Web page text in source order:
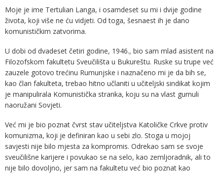
Moje je ime Tertulian Langa, i osamdeset su mi i dvije godine
života, koji više ne ću vidjeti. Od toga, šesnaest ih je dano
komunističkim zatvorima.
U dobi od dvadeset četiri godine, 1946., bio sam mlad asistent na
Filozofskom fakultetu Sveučilišta u Bukureštu. Ruske su trupe već
zauzele gotovo trećinu Rumunjske i naznačeno mi je da bih se,
kao član fakulteta, trebao hitno učlaniti u učiteljski sindikat kojim
je manipulirala Komunistička stranka, koju su na vlast gurnuli
naoružani Sovjeti.
Već mi je bio poznat čvrst stav učiteljstva Katoličke Crkve protiv
komunizma, koji je definiran kao u sebi zlo. Stoga u mojoj
savjesti nije bilo mjesta za kompromis. Odrekao sam se svoje
sveučilišne karijere i povukao se na selo, kao zemljoradnik, ali to
nije bilo dovoljno, jer sam na fakultetu već bio poznat kao